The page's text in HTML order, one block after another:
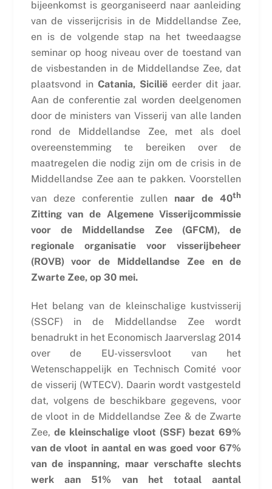
bijeenkomst is georganiseerd naar aanleiding
van de visserijcrisis in de Middellandse Zee,
en is de volgende stap na het tweedaagse
seminar op hoog niveau over de toestand van
de visbestanden in de Middellandse Zee, dat
plaatsvond in Catania, Sicilië eerder dit jaar.
Aan de conferentie zal worden deelgenomen
door de ministers van Visserij van alle landen
rond de Middellandse Zee, met als doel
overeenstemming te bereiken over de
maatregelen die nodig zijn om de crisis in de
Middellandse Zee aan te pakken. Voorstellen
van deze conferentie zullen naar de 40th
Zitting van de Algemene Visserijcommissie
voor de Middellandse Zee (GFCM), de
regionale organisatie voor visserijbeheer
(ROVB) voor de Middellandse Zee en de
Zwarte Zee, op 30 mei.
Het belang van de kleinschalige kustvisserij
(SSCF) in de Middellandse Zee wordt
benadrukt in het Economisch Jaarverslag 2014
over de EU-vissersvloot van het
Wetenschappelijk en Technisch Comité voor
de visserij (WTECV). Daarin wordt vastgesteld
dat, volgens de beschikbare gegevens, voor
de vloot in de Middellandse Zee & de Zwarte
Zee, de kleinschalige vloot (SSF) bezat 69%
van de vloot in aantal en was goed voor 67%
van de inspanning, maar verschafte slechts
werk aan 51% van het totaal aantal